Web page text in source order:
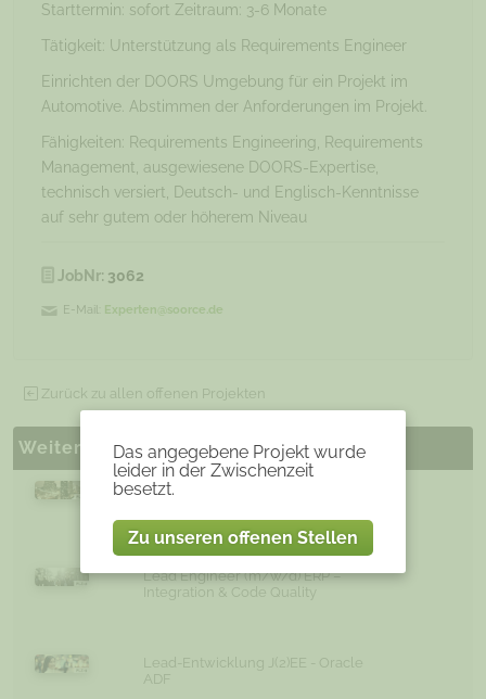
Das angegebene Projekt wurde
leider in der Zwischenzeit
besetzt.
Zu unseren offenen Stellen
Starttermin: sofort Zeitraum: 3-6 Monate
Tätigkeit: Unterstützung als Requirements Engineer
Einrichten der DOORS Umgebung für ein Projekt im
Automotive. Abstimmen der Anforderungen im Projekt.
Fähigkeiten: Requirements Engineering, Requirements
Management, ausgewiesene DOORS-Expertise,
technisch versiert, Deutsch- und Englisch-Kenntnisse
auf sehr gutem oder höherem Niveau
JobNr: 3062
E-Mail: Experten@soorce.de
Zurück zu allen offenen Projekten
Weitere ähnliche Projekte
System Engineer / Solution
Lead Engineer (m/w/d) ERP –
Integration & Code Quality
Lead-Entwicklung J(2)EE - Oracle
ADF